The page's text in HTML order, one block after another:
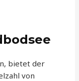
bietet der
von